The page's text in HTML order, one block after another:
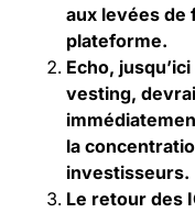
aux levées de
plateforme.
Echo,
vesting,
la
investisseurs.
Le retour des